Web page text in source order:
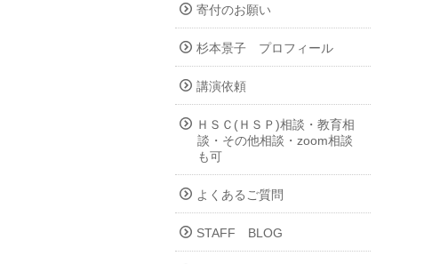
寄付のお願い
杉本景子 プロフィール
講演依頼
ＨＳＣ(ＨＳＰ)相談・教育相
談・その他相談・zoom相談
も可
よくあるご質問
STAFF BLOG